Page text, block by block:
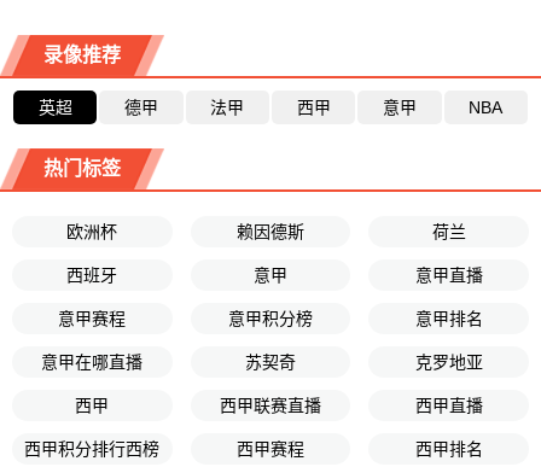
录像推荐
英超 德甲 法甲 西甲 意甲 NBA
热门标签
欧洲杯 赖因德斯 荷兰
西班牙 意甲 意甲直播
意甲赛程 意甲积分榜 意甲排名
意甲在哪直播 苏契奇 克罗地亚
西甲 西甲联赛直播 西甲直播
西甲积分排行西榜 西甲赛程 西甲排名